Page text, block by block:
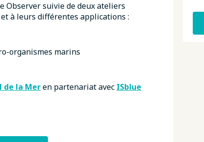
Observer suivie de deux ateliers
à leurs différentes applications :
organismes marins
de la Meren partenariat avec ISblue